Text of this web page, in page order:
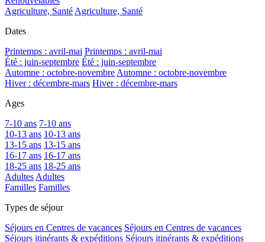
Agriculture, SantéAgriculture, Santé
Dates
Printemps : avril-mai Printemps : avril-mai
Été : juin-septembre Été : juin-septembre
Automne : octobre-novembreAutomne : octobre-novembre
Hiver : décembre-mars Hiver : décembre-mars
Ages
7-10 ans 7-10 ans
10-13 ans 10-13 ans
13-15 ans 13-15 ans
16-17 ans 16-17 ans
18-25 ans 18-25 ans
AdultesAdultes
Familles Familles
Types de séjour
Séjours en Centres de vacances Séjours en Centres de vacances
Séjours itinérants & expéditions Séjours itinérants & expéditions